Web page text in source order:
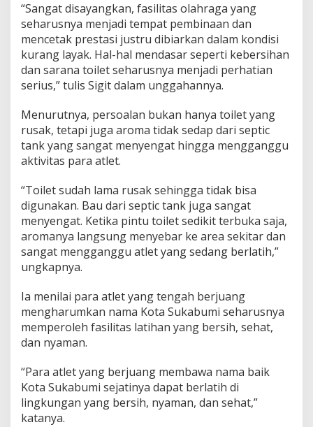
i
c
T
a
n
k
G
g
g
u
L
h
a
n
A
t
t
“Sangat disayangkan, fasilitas olahraga yang
seharusnya menjadi tempat pembinaan dan
mencetak prestasi justru dibiarkan dalam kondisi
kurang layak. Hal-hal mendasar seperti kebersihan
dan sarana toilet seharusnya menjadi perhatian
serius,” tulis Sigit dalam unggahannya.
Menurutnya, persoalan bukan hanya toilet yang
rusak, tetapi juga aroma tidak sedap dari septic
tank yang sangat menyengat hingga mengganggu
aktivitas para atlet.
“Toilet sudah lama rusak sehingga tidak bisa
digunakan. Bau dari septic tank juga sangat
menyengat. Ketika pintu toilet sedikit terbuka saja,
aromanya langsung menyebar ke area sekitar dan
sangat mengganggu atlet yang sedang berlatih,”
ungkapnya.
Ia menilai para atlet yang tengah berjuang
mengharumkan nama Kota Sukabumi seharusnya
memperoleh fasilitas latihan yang bersih, sehat,
dan nyaman.
“Para atlet yang berjuang membawa nama baik
Kota Sukabumi sejatinya dapat berlatih di
lingkungan yang bersih, nyaman, dan sehat,”
katanya.